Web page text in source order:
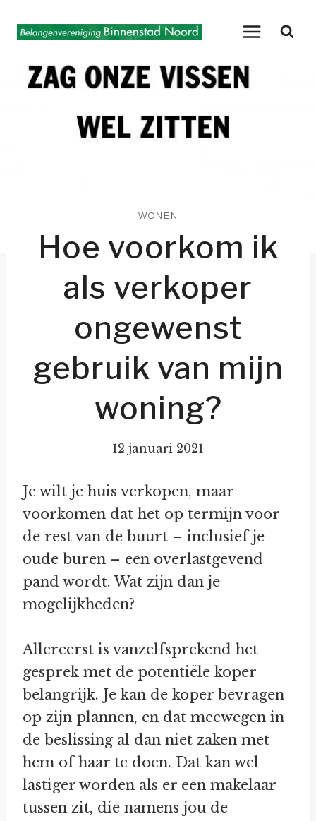
naar
WONEN
Hoe voorkom ik
als verkoper
ongewenst
gebruik van mijn
woning?
12 januari 2021
Je wilt je huis verkopen, maar
voorkomen dat het op termijn voor
de rest van de buurt – inclusief je
oude buren – een overlastgevend
pand wordt. Wat zijn dan je
mogelijkheden?
Allereerst is vanzelfsprekend het
gesprek met de potentiële koper
belangrijk. Je kan de koper bevragen
op zijn plannen, en dat meewegen in
de beslissing al dan niet zaken met
hem of haar te doen. Dat kan wel
lastiger worden als er een makelaar
tussen zit, die namens jou de